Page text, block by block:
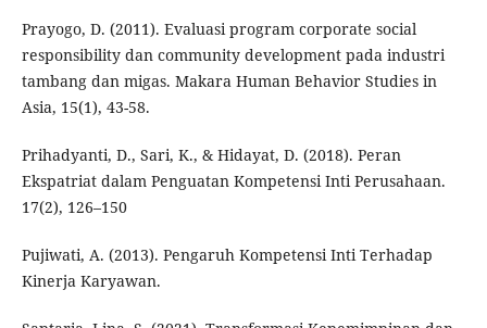
Prayogo, D. (2011). Evaluasi program corporate social
responsibility dan community development pada industri
tambang dan migas. Makara Human Behavior Studies in
Asia, 15(1), 43-58.
Prihadyanti, D., Sari, K., & Hidayat, D. (2018). Peran
Ekspatriat dalam Penguatan Kompetensi Inti Perusahaan.
17(2), 126–150
Pujiwati, A. (2013). Pengaruh Kompetensi Inti Terhadap
Kinerja Karyawan.